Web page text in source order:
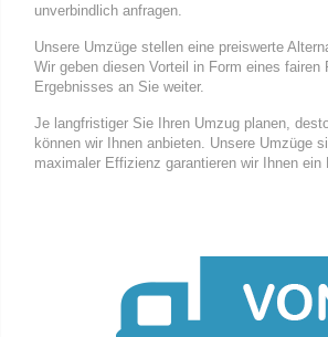
unverbindlich anfragen.
Unsere Umzüge stellen eine preiswerte
Wir geben diesen Vorteil in Form eines
Ergebnisses an Sie weiter.
Je langfristiger Sie Ihren Umzug planen,
können wir Ihnen anbieten. Unsere Umzüge
maximaler Effizienz garantieren wir Ihnen